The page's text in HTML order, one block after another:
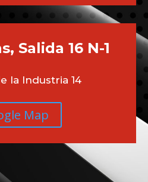
Salida 16 N-1
la Industria 14
Map